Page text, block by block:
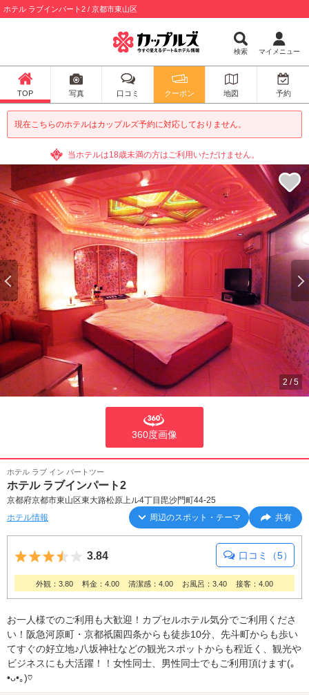
ホテル ラブインパート2 / 京都市東山区
検索 マイメニュー
TOP 写真 口コミ クーポン 地図 予約
現在こちらのホテルはカップルズ予約に対応しておりません。
当ホテルは18歳未満の方はご利用いただけません。
2 /5
360度画像
ホテル ラブ イン パートツー
ホテル ラブインパート2
京都府京都市東山区東大路松原上ル4丁目毘沙門町44-25
ホテル情報
周辺のスポット・テーマ 共有
5つ星のうち3.5
3.84 口コミ（5）
外観：3.80 料金：4.00 清潔感：4.00 お風呂：3.40 接客：4.00
お一人様でのご利用も大歓迎！カプセルホテル気分でご利用くださ
い！阪急河原町・京都祇園四条からも徒歩10分、先斗町からも歩い
てすぐの好立地♪八坂神社などの観光スポットからも程近く、観光や
ビジネスにも大活躍！！女性同士、男性同士でもご利用頂けます(｡
•ᴗ•｡)♡